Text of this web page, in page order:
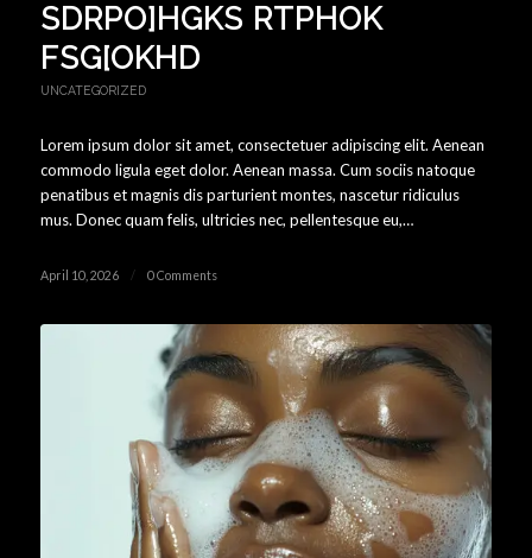
SDRPO]HGKS RTPHOK
FSG[OKHD
UNCATEGORIZED
Lorem ipsum dolor sit amet, consectetuer adipiscing elit. Aenean
commodo ligula eget dolor. Aenean massa. Cum sociis natoque
penatibus et magnis dis parturient montes, nascetur ridiculus
mus. Donec quam felis, ultricies nec, pellentesque eu,…
April 10, 2026 / 0 Comments